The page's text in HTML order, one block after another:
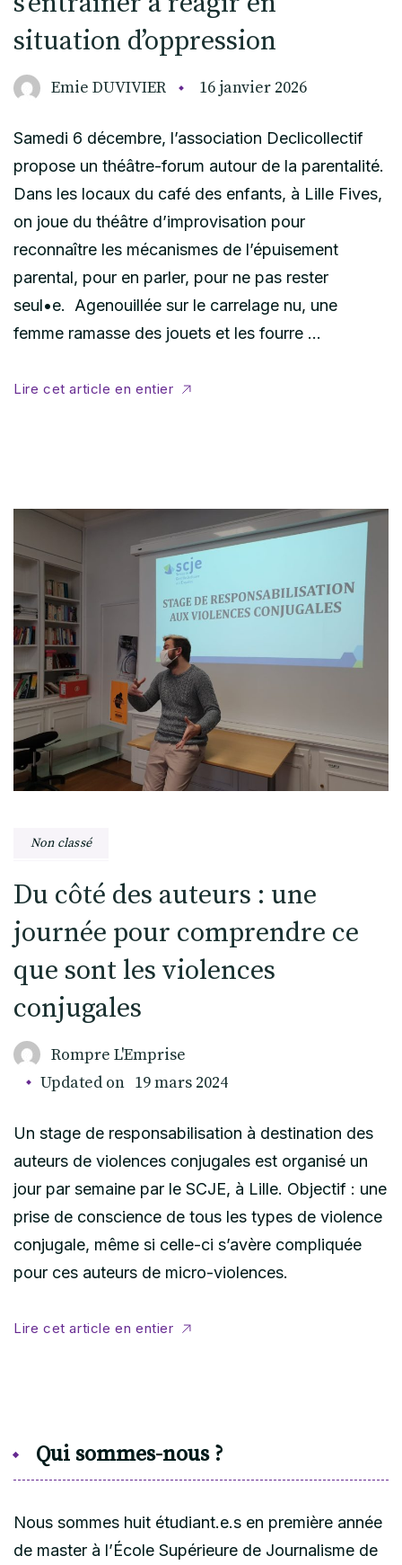
situation d’oppression
Emie DUVIVIER 16 janvier 2026
Samedi 6 décembre, l’association Declicollectif
propose un théâtre-forum autour de la parentalité.
Dans les locaux du café des enfants, à Lille Fives,
on joue du théâtre d’improvisation pour
reconnaître les mécanismes de l’épuisement
parental, pour en parler, pour ne pas rester
seul•e. Agenouillée sur le carrelage nu, une
femme ramasse des jouets et les fourre …
Lire cet article en entier
Non classé
Du côté des auteurs : une
journée pour comprendre ce
que sont les violences
conjugales
Rompre L'Emprise
Updated on 19 mars 2024
Un stage de responsabilisation à destination des
auteurs de violences conjugales est organisé un
jour par semaine par le SCJE, à Lille. Objectif : une
prise de conscience de tous les types de violence
conjugale, même si celle-ci s’avère compliquée
pour ces auteurs de micro-violences.
Lire cet article en entier
Qui sommes-nous ?
Nous sommes huit étudiant.e.s en première année
de master à l’École Supérieure de Journalisme de